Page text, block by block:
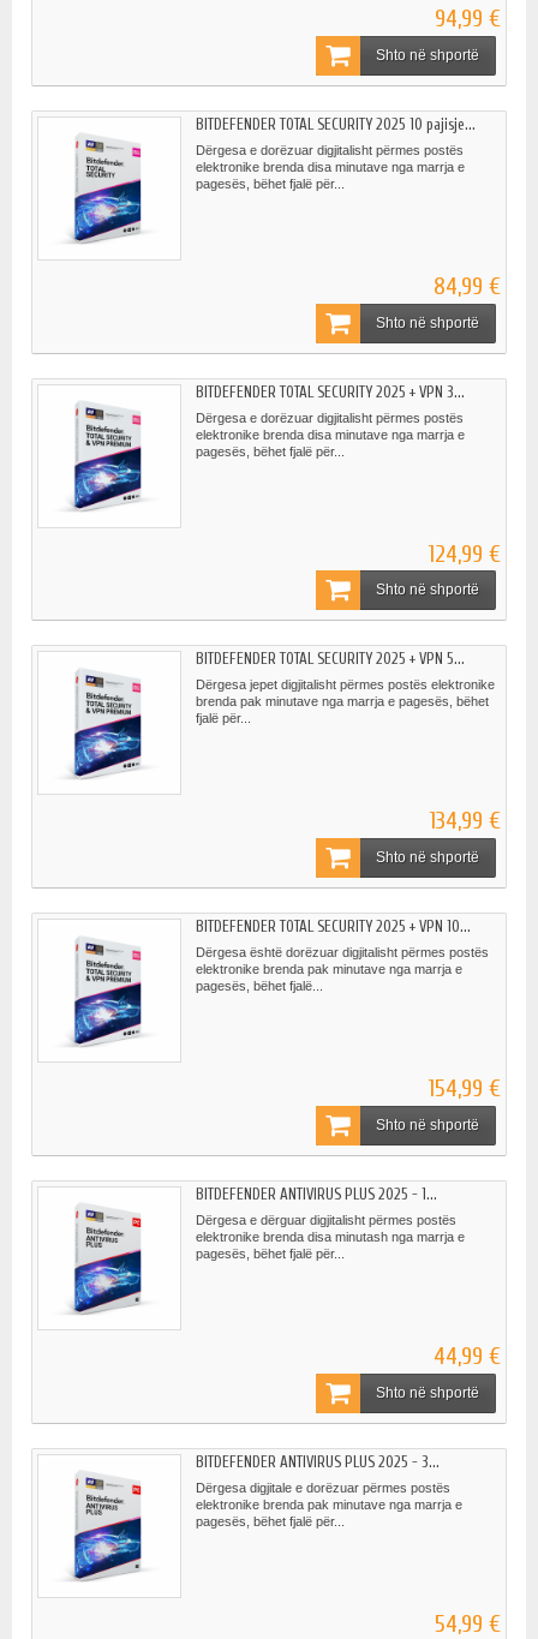
94,99 €
Shto në shportë
BITDEFENDER TOTAL SECURITY 2025 10 pajisje...
Dërgesa e dorëzuar digjitalisht përmes postës
elektronike brenda disa minutave nga marrja e
pagesës, bëhet fjalë për...
84,99 €
Shto në shportë
BITDEFENDER TOTAL SECURITY 2025 + VPN 3...
Dërgesa e dorëzuar digjitalisht përmes postës
elektronike brenda disa minutave nga marrja e
pagesës, bëhet fjalë për...
124,99 €
Shto në shportë
BITDEFENDER TOTAL SECURITY 2025 + VPN 5...
Dërgesa jepet digjitalisht përmes postës elektronike
brenda pak minutave nga marrja e pagesës, bëhet
fjalë për...
134,99 €
Shto në shportë
BITDEFENDER TOTAL SECURITY 2025 + VPN 10...
Dërgesa është dorëzuar digjitalisht përmes postës
elektronike brenda pak minutave nga marrja e
pagesës, bëhet fjalë...
154,99 €
Shto në shportë
BITDEFENDER ANTIVIRUS PLUS 2025 - 1...
Dërgesa e dërguar digjitalisht përmes postës
elektronike brenda disa minutash nga marrja e
pagesës, bëhet fjalë për...
44,99 €
Shto në shportë
BITDEFENDER ANTIVIRUS PLUS 2025 - 3...
Dërgesa digjitale e dorëzuar përmes postës
elektronike brenda pak minutave nga marrja e
pagesës, bëhet fjalë për...
54,99 €